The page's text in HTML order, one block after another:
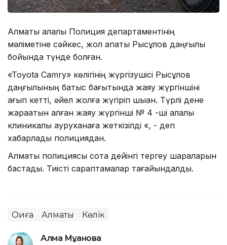
Алматы қалалық Полиция департаментінің
мәліметіне сәйкес, жол апаты Рысқұлов даңғылы
бойында түнде болған.
«Toyota Camry» көлігінің жүргізушісі Рысқұлов
даңғылының батыс бағытында жаяу жүргіншіні
қағып кетті, әйел жолға жүгіріп шыққан. Түрлі дене
жарақатын алған жаяу жүргінші № 4 -ші қалалық
клиникалық ауруханаға жеткізілді «, - деп
хабарлады полициядан.
Алматы полициясы сотқа дейінгі тергеу шараларын
бастады. Тиісті сараптамалар тағайындалды.
Оқиға Алматы Көлік
Алма Мұқанова